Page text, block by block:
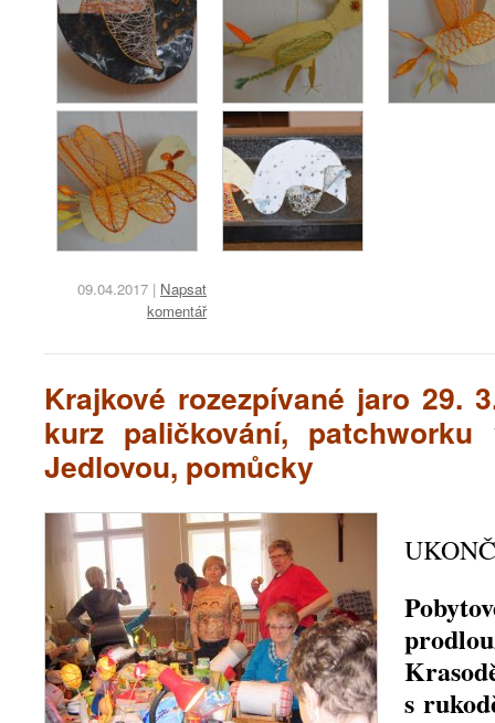
09.04.2017 | Napsat
komentář
Krajkové rozezpívané jaro 29.
kurz paličkování,
Jedlovou, pomůcky
s